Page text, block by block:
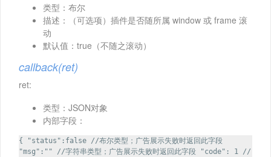
类型：布尔
描述：（可选项）插件是否随所属 window 或 frame 滚
动
默认值：true（不随之滚动）
callback(ret)
ret:
类型：JSON对象
内部字段：
{ "status":false //布尔类型；广告展示失败时返回此字段
"msg":"" //字符串类型；广告展示失败时返回此字段 "code": 1 //